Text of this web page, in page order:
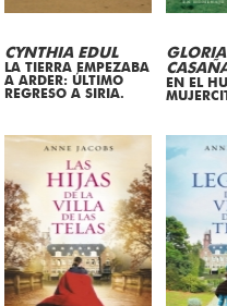
CYNTHIA EDUL
LA TIERRA EMPEZABA
A ARDER: ÚLTIMO
REGRESO A SIRIA.
EN EL